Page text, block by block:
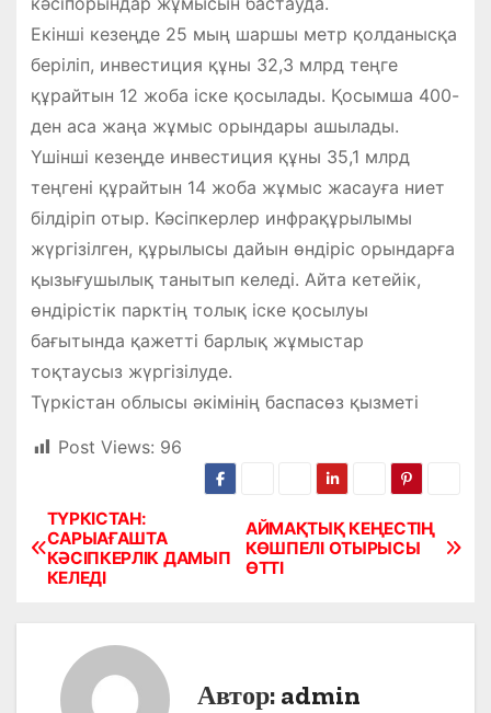
Екінші кезеңде 25 мың шаршы метр қолданысқа
беріліп, инвестиция құны 32,3 млрд теңге
құрайтын 12 жоба іске қосылады. Қосымша 400-
ден аса жаңа жұмыс орындары ашылады.
Үшінші кезеңде инвестиция құны 35,1 млрд
теңгені құрайтын 14 жоба жұмыс жасауға ниет
білдіріп отыр. Кәсіпкерлер инфрақұрылымы
жүргізілген, құрылысы дайын өндіріс орындарға
қызығушылық танытып келеді. Айта кетейік,
өндірістік парктің толық іске қосылуы
бағытында қажетті барлық жұмыстар
тоқтаусыз жүргізілуде.
Түркістан облысы әкімінің баспасөз қызметі
Post Views: 96
Н
АЙМАҚТЫҚ КЕҢЕСТІҢ
КӨШПЕЛІ ОТЫРЫСЫ
ӨТТІ
ТҮРКІСТАН:
САРЫАҒАШТА
КӘСІПКЕРЛІК ДАМЫП
КЕЛЕДІ
Автор: admin